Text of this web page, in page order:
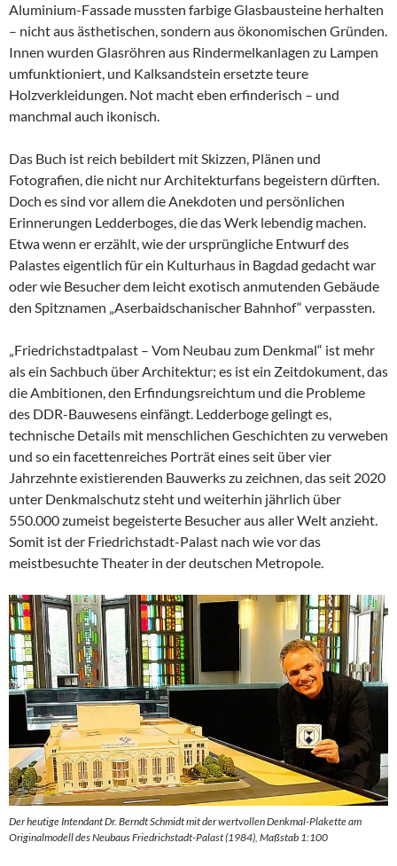
Aluminium-Fassade mussten farbige Glasbausteine herhalten
– nicht aus ästhetischen, sondern aus ökonomischen Gründen.
Innen wurden Glasröhren aus Rindermelkanlagen zu Lampen
umfunktioniert, und Kalksandstein ersetzte teure
Holzverkleidungen. Not macht eben erfinderisch – und
manchmal auch ikonisch.
Das Buch ist reich bebildert mit Skizzen, Plänen und
Fotografien, die nicht nur Architekturfans begeistern dürften.
Doch es sind vor allem die Anekdoten und persönlichen
Erinnerungen Ledderboges, die das Werk lebendig machen.
Etwa wenn er erzählt, wie der ursprüngliche Entwurf des
Palastes eigentlich für ein Kulturhaus in Bagdad gedacht war
oder wie Besucher dem leicht exotisch anmutenden Gebäude
den Spitznamen „Aserbaidschanischer Bahnhof“ verpassten.
„Friedrichstadtpalast – Vom Neubau zum Denkmal“ ist mehr
als ein Sachbuch über Architektur; es ist ein Zeitdokument, das
die Ambitionen, den Erfindungsreichtum und die Probleme
des DDR-Bauwesens einfängt. Ledderboge gelingt es,
technische Details mit menschlichen Geschichten zu verweben
und so ein facettenreiches Porträt eines seit über vier
Jahrzehnte existierenden Bauwerks zu zeichnen, das seit 2020
unter Denkmalschutz steht und weiterhin jährlich über
550.000 zumeist begeisterte Besucher aus aller Welt anzieht.
Somit ist der Friedrichstadt-Palast nach wie vor das
meistbesuchte Theater in der deutschen Metropole.
Der heutige Intendant Dr. Berndt Schmidt mit der wertvollen Denkmal-Plakette am
Originalmodell des Neubaus Friedrichstadt-Palast (1984), Maßstab 1:100